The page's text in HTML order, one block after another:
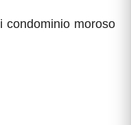
condominio moroso